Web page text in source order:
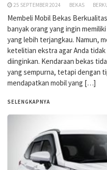
25 SEPTEMBER 2024 BEKAS
Membeli Mobil Bekas
banyak orang yang ingin
yang lebih terjangkau. Namun,
ketelitian ekstra agar Anda
diinginkan. Kendaraan bekas
yang sempurna, tetapi dengan
mendapatkan mobil yang […]
SELENGKAPNYA